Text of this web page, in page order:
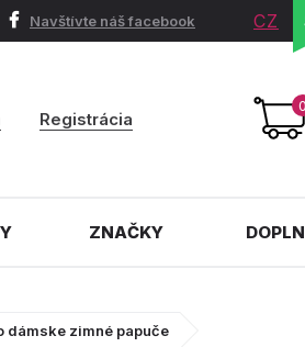
Navštívte náš facebook CZ
0
Registrácia
ZNAČKY
dámske zimné papuče